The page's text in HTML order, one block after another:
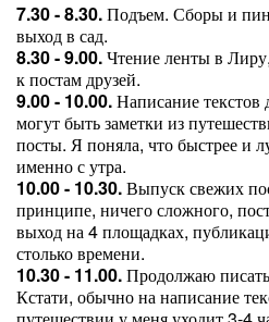
7.30 - 8.30.Подъем. Сборы и
выход в сад.
8.30 - 9.00.Чтение ленты в
к постам друзей.
9.00 - 10.00.Написание
могут быть заметки из
посты. Я поняла, что быстрее и
именно с утра.
10.00 - 10.30.Выпуск свежих
принципе, ничего сложного,
выход на 4 площадках,
столько времени.
10.30 - 11.00.Продолжаю
Кстати, обычно на написание